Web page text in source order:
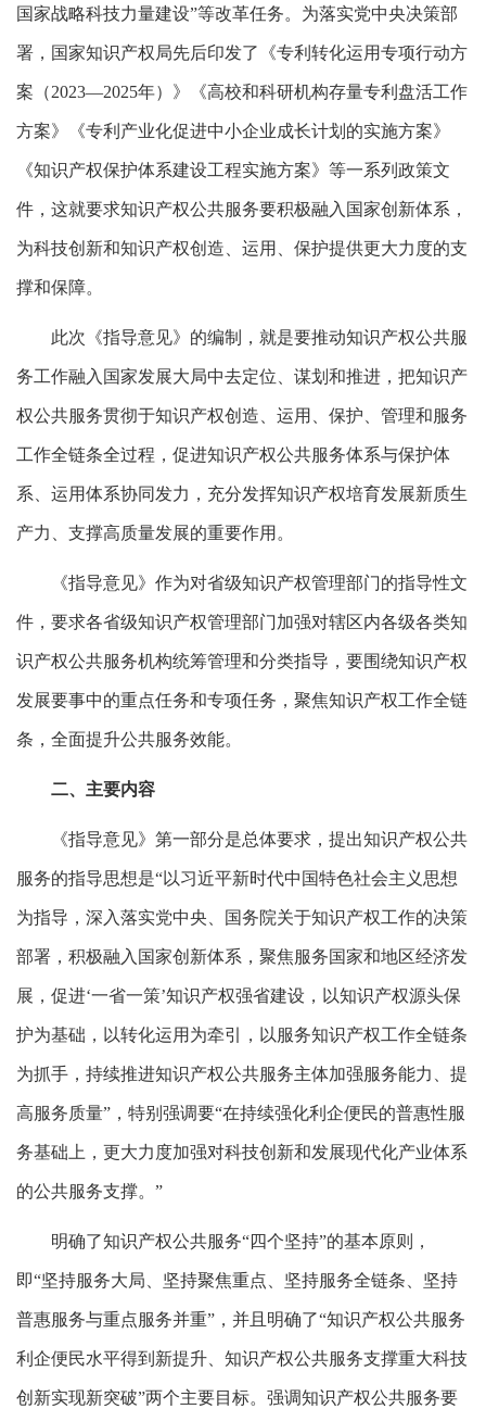
国家战略科技力量建设”等改革任务。为落实党中央决策部
署，国家知识产权局先后印发了《专利转化运用专项行动方
案（2023—2025年）》《高校和科研机构存量专利盘活工作
方案》《专利产业化促进中小企业成长计划的实施方案》
《知识产权保护体系建设工程实施方案》等一系列政策文
件，这就要求知识产权公共服务要积极融入国家创新体系，
为科技创新和知识产权创造、运用、保护提供更大力度的支
撑和保障。
此次《指导意见》的编制，就是要推动知识产权公共服
务工作融入国家发展大局中去定位、谋划和推进，把知识产
权公共服务贯彻于知识产权创造、运用、保护、管理和服务
工作全链条全过程，促进知识产权公共服务体系与保护体
系、运用体系协同发力，充分发挥知识产权培育发展新质生
产力、支撑高质量发展的重要作用。
《指导意见》作为对省级知识产权管理部门的指导性文
件，要求各省级知识产权管理部门加强对辖区内各级各类知
识产权公共服务机构统筹管理和分类指导，要围绕知识产权
发展要事中的重点任务和专项任务，聚焦知识产权工作全链
条，全面提升公共服务效能。
二、主要内容
《指导意见》第一部分是总体要求，提出知识产权公共
服务的指导思想是“以习近平新时代中国特色社会主义思想
为指导，深入落实党中央、国务院关于知识产权工作的决策
部署，积极融入国家创新体系，聚焦服务国家和地区经济发
展，促进‘一省一策’知识产权强省建设，以知识产权源头保
护为基础，以转化运用为牵引，以服务知识产权工作全链条
为抓手，持续推进知识产权公共服务主体加强服务能力、提
高服务质量”，特别强调要“在持续强化利企便民的普惠性服
务基础上，更大力度加强对科技创新和发展现代化产业体系
的公共服务支撑。”
明确了知识产权公共服务“四个坚持”的基本原则，
即“坚持服务大局、坚持聚焦重点、坚持服务全链条、坚持
普惠服务与重点服务并重”，并且明确了“知识产权公共服务
利企便民水平得到新提升、知识产权公共服务支撑重大科技
创新实现新突破”两个主要目标。强调知识产权公共服务要